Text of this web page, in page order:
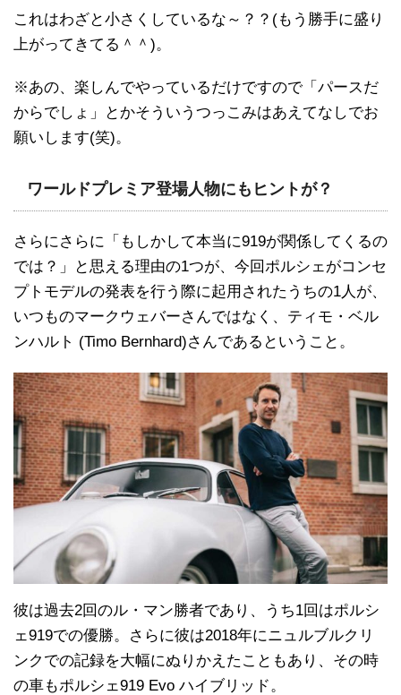
これはわざと小さくしているな～？？(もう勝手に盛り
上がってきてる＾＾)。
※あの、楽しんでやっているだけですので「パースだ
からでしょ」とかそういうつっこみはあえてなしでお
願いします(笑)。
ワールドプレミア登場人物にもヒントが？
さらにさらに「もしかして本当に919が関係してくるの
では？」と思える理由の1つが、今回ポルシェがコンセ
プトモデルの発表を行う際に起用されたうちの1人が、
いつものマークウェバーさんではなく、ティモ・ベル
ンハルト (Timo Bernhard)さんであるということ。
彼は過去2回のル・マン勝者であり、うち1回はポルシ
ェ919での優勝。さらに彼は2018年にニュルブルクリ
ンクでの記録を大幅にぬりかえたこともあり、その時
の車もポルシェ919 Evo ハイブリッド。